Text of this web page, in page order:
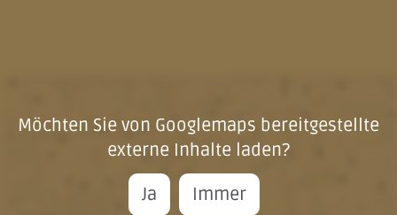
Möchten Sie von Googlemaps bereitgestellte
externe Inhalte laden?
Ja Immer